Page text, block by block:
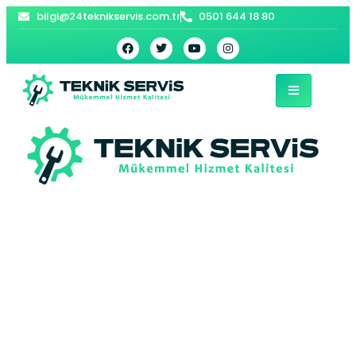
bilgi@24teknikservis.com.tr 0501 644 18 80